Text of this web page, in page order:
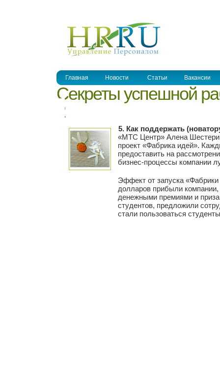
Главная Новости Статьи Вакансии
Секреты успешной
2
5. Как поддержать
«МТС Центр» Алена
проект «Фабрика идей».
предоставить на
бизнес-процессы компании
Эффект от запуска
долларов прибыли
денежными премиями и
студентов, предложили
стали пользоваться